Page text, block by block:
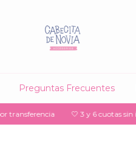
Preguntas Frecuentes
🤍 3 y 6 cuotas sin interés